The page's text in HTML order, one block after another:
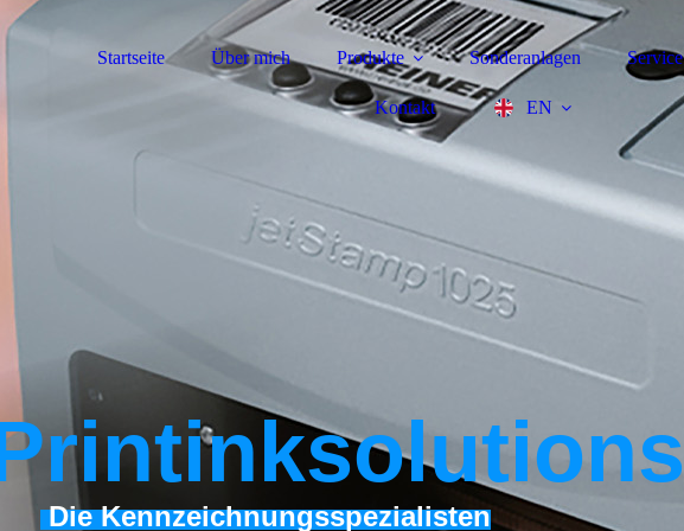
Startseite Über mich Produkte Sonderanlagen Service
Kontakt EN
olutions
Die Kennzeichnungsspezialisten